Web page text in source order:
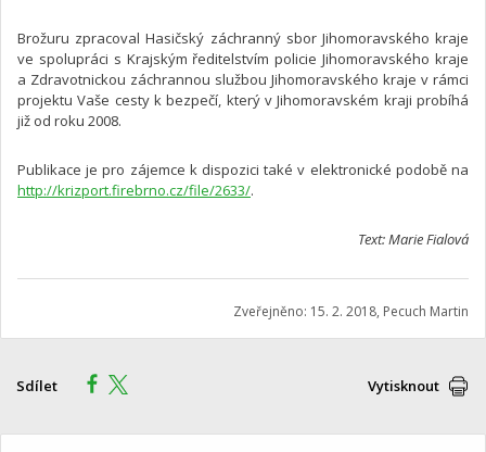
Brožuru zpracoval Hasičský záchranný sbor Jihomoravského kraje
ve spolupráci s Krajským ředitelstvím policie Jihomoravského kraje
a Zdravotnickou záchrannou službou Jihomoravského kraje v rámci
projektu Vaše cesty k bezpečí, který v Jihomoravském kraji probíhá
již od roku 2008.
Publikace je pro zájemce k dispozici také v elektronické podobě na
http://krizport.firebrno.cz/file/2633/.
Text: Marie Fialová
Zveřejněno: 15. 2. 2018, Pecuch Martin
Sdílet Vytisknout